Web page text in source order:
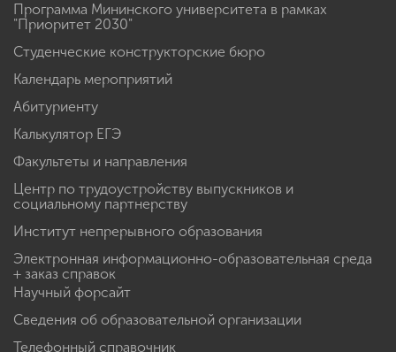
Программа Мининского университета в рамках
"Приоритет 2030"
Студенческие конструкторские бюро
Календарь мероприятий
Абитуриенту
Калькулятор ЕГЭ
Факультеты и направления
Центр по трудоустройству выпускников и
социальному партнерству
Институт непрерывного образования
Электронная информационно-образовательная среда
+ заказ справок
Научный форсайт
Сведения об образовательной организации
Телефонный справочник